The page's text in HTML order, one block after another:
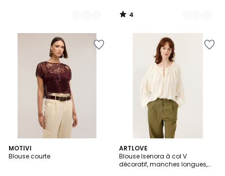
4
/
MOTIVI
Blouse courte
ARTLOVE
Blouse Isenora à col V
décoratif, manches longues,